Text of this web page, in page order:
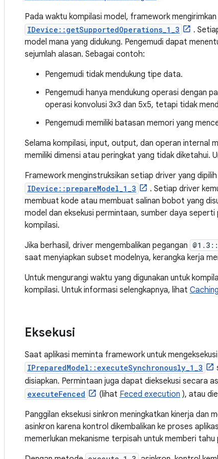
Pada waktu kompilasi model, framework
IDevice::getSupportedOperations_1_3
.
model mana yang didukung. Pengemudi dapat
sejumlah alasan. Sebagai contoh:
Pengemudi tidak mendukung tipe data.
Pengemudi hanya mendukung operasi dengan
operasi konvolusi 3x3 dan 5x5, tetapi tidak
Pengemudi memiliki batasan memori yang
Selama kompilasi, input, output, dan operan internal
memiliki dimensi atau peringkat yang tidak diketahui.
Framework menginstruksikan setiap driver yang
IDevice::prepareModel_1_3
. Setiap driver
membuat kode atau membuat salinan bobot yang
model dan eksekusi permintaan, sumber daya
kompilasi.
Jika berhasil, driver mengembalikan pegangan
saat menyiapkan subset modelnya, kerangka kerja
Untuk mengurangi waktu yang digunakan untuk
kompilasi. Untuk informasi selengkapnya, lihat
Eksekusi
Saat aplikasi meminta framework untuk
IPreparedModel::executeSynchronously_1_3
disiapkan. Permintaan juga dapat dieksekusi secara
executeFenced (lihat Feced execution ), atau
Panggilan eksekusi sinkron meningkatkan kinerja dan
asinkron karena kontrol dikembalikan ke proses
memerlukan mekanisme terpisah untuk memberi